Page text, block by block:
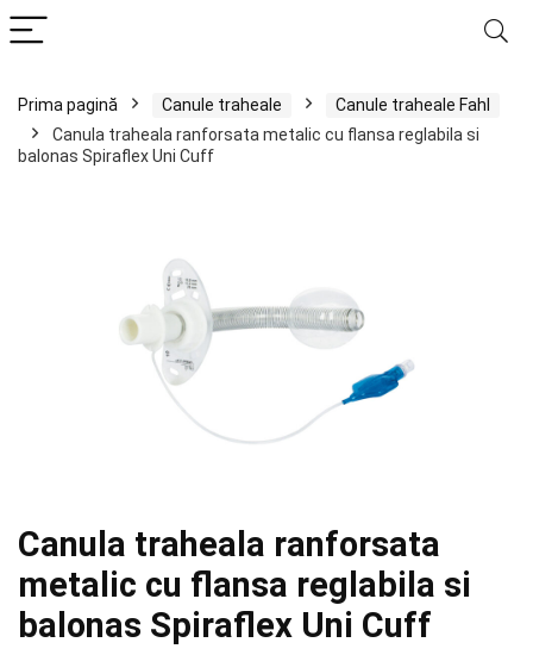
Prima pagină Canule traheale
Canule traheale Fahl
Canula traheala ranforsata metalic cu flansa reglabila si
balonas Spiraflex Uni Cuff
Canula traheala ranforsata
metalic cu flansa reglabila si
balonas Spiraflex Uni Cuff